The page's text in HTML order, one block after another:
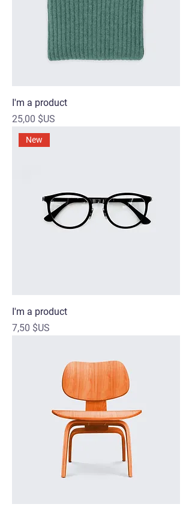
I'm a product
Prix
25,00 $US
New
I'm a product
Prix
7,50 $US